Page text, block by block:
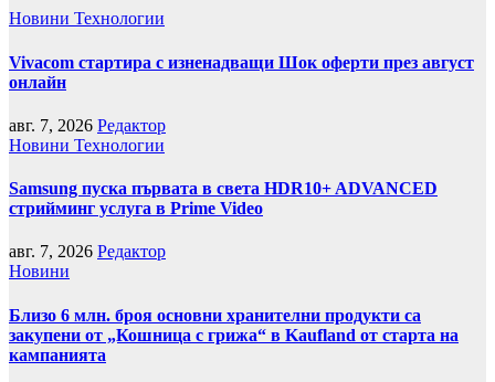
Новини Технологии
Vivacom стартира с изненадващи Шок оферти през август
онлайн
авг. 7, 2026 Редактор
Новини Технологии
Samsung пуска първата в света HDR10+ ADVANCED
стрийминг услуга в Prime Video
авг. 7, 2026 Редактор
Новини
Близо 6 млн. броя основни хранителни продукти са
закупени от „Кошница с грижа“ в Kaufland от старта на
кампанията